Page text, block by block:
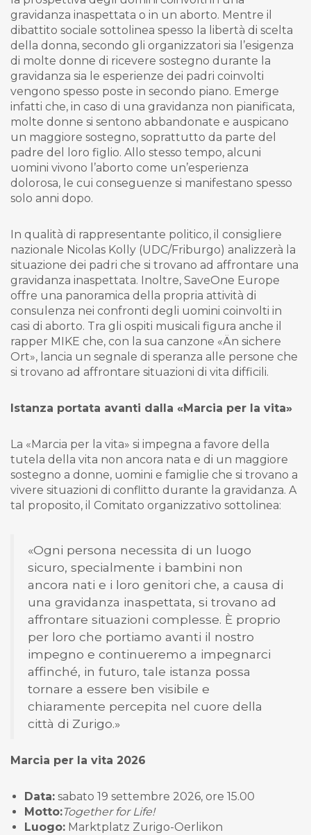
gravidanza inaspettata o in un aborto. Mentre il
dibattito sociale sottolinea spesso la libertà di scelta
della donna, secondo gli organizzatori sia l’esigenza
di molte donne di ricevere sostegno durante la
gravidanza sia le esperienze dei padri coinvolti
vengono spesso poste in secondo piano. Emerge
infatti che, in caso di una gravidanza non pianificata,
molte donne si sentono abbandonate e auspicano
un maggiore sostegno, soprattutto da parte del
padre del loro figlio. Allo stesso tempo, alcuni
uomini vivono l’aborto come un’esperienza
dolorosa, le cui conseguenze si manifestano spesso
solo anni dopo.
In qualità di rappresentante politico, il consigliere
nazionale Nicolas Kolly (UDC/Friburgo) analizzerà la
situazione dei padri che si trovano ad affrontare una
gravidanza inaspettata. Inoltre, SaveOne Europe
offre una panoramica della propria attività di
consulenza nei confronti degli uomini coinvolti in
casi di aborto. Tra gli ospiti musicali figura anche il
rapper MIKE che, con la sua canzone «Än sichere
Ort», lancia un segnale di speranza alle persone che
si trovano ad affrontare situazioni di vita difficili.
Istanza portata avanti dalla «Marcia per la vita»
La «Marcia per la vita» si impegna a favore della
tutela della vita non ancora nata e di un maggiore
sostegno a donne, uomini e famiglie che si trovano a
vivere situazioni di conflitto durante la gravidanza. A
tal proposito, il Comitato organizzativo sottolinea:
«Ogni persona necessita di un luogo
sicuro, specialmente i bambini non
ancora nati e i loro genitori che, a causa di
una gravidanza inaspettata, si trovano ad
affrontare situazioni complesse. È proprio
per loro che portiamo avanti il nostro
impegno e continueremo a impegnarci
affinché, in futuro, tale istanza possa
tornare a essere ben visibile e
chiaramente percepita nel cuore della
città di Zurigo.»
Marcia per la vita 2026
Data: sabato 19 settembre 2026, ore 15.00
Motto:Together for Life!
Luogo: Marktplatz Zurigo-Oerlikon